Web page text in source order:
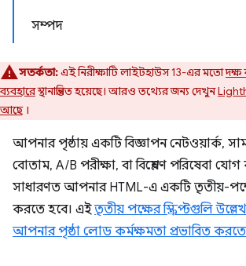
সম্পদ
সতর্কতা:এই নিরীক্ষাটি লাইটহাউস 13-এর মতোদক্ষ
ব্যবহারেস্থানান্তরিত হয়েছে। আরও তথ্যের জন্য দেখুন
আছে।
আপনার পৃষ্ঠায় একটি বিজ্ঞাপন নেটওয়ার্ক,
বোতাম, A/B পরীক্ষা, বা বিশ্লেষণ পরিষেবা
সাধারণত আপনার HTML-এ একটি তৃতীয়-
করতে হবে। এইতৃতীয় পক্ষের স্ক্রিপ্টগুলি
আপনার পৃষ্ঠা লোড কর্মক্ষমতা প্রভাবিত